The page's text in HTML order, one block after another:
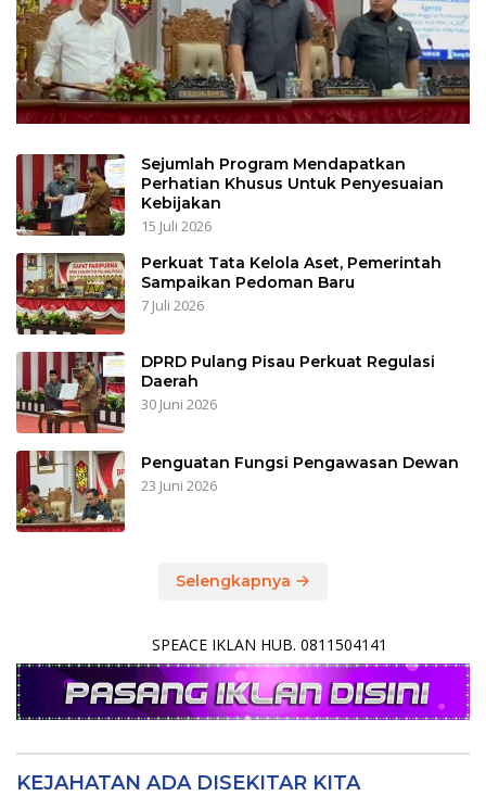
Sejumlah Program Mendapatkan
Perhatian Khusus Untuk Penyesuaian
Kebijakan
15 Juli 2026
Perkuat Tata Kelola Aset, Pemerintah
Sampaikan Pedoman Baru
7 Juli 2026
DPRD Pulang Pisau Perkuat Regulasi
Daerah
30 Juni 2026
Penguatan Fungsi Pengawasan Dewan
23 Juni 2026
Selengkapnya
SPEACE IKLAN HUB. 0811504141
KEJAHATAN ADA DISEKITAR KITA